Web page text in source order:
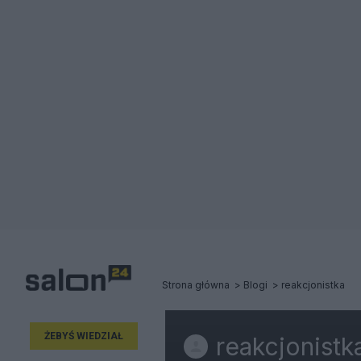
Strona główna Blogi reakcjonistka
ŻEBYŚ WIEDZIAŁ